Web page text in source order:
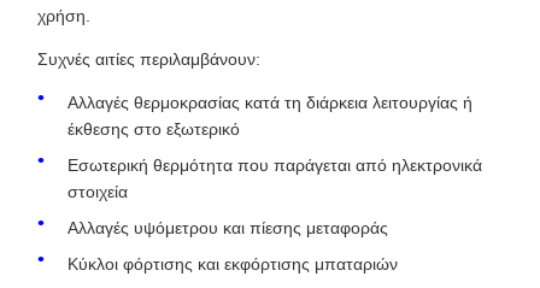
χρήση.
Συχνές αιτίες περιλαμβάνουν:
Αλλαγές θερμοκρασίας κατά τη διάρκεια λειτουργίας ή
έκθεσης στο εξωτερικό
Εσωτερική θερμότητα που παράγεται από ηλεκτρονικά
στοιχεία
Αλλαγές υψόμετρου και πίεσης μεταφοράς
Κύκλοι φόρτισης και εκφόρτισης μπαταριών